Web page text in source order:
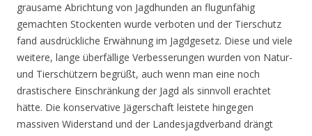
grausame Abrichtung von Jagdhunden an flugunfähig
gemachten Stockenten wurde verboten und der Tierschutz
fand ausdrückliche Erwähnung im Jagdgesetz. Diese und viele
weitere, lange überfällige Verbesserungen wurden von Natur-
und Tierschützern begrüßt, auch wenn man eine noch
drastischere Einschränkung der Jagd als sinnvoll erachtet
hätte. Die konservative Jägerschaft leistete hingegen
massiven Widerstand und der Landesjagdverband drängt